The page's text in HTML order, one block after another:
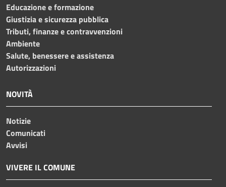
Educazione e formazione
Giustizia e sicurezza pubblica
Tributi, finanze e contravvenzioni
Ambiente
Salute, benessere e assistenza
Autorizzazioni
NOVITÀ
Notizie
Comunicati
Avvisi
VIVERE IL COMUNE